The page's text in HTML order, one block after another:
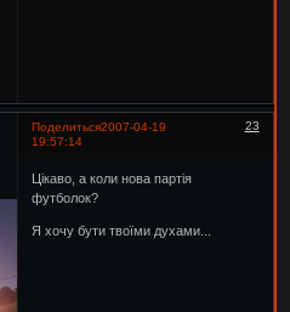
Поделиться 23
2007-04-19
19:57:14
Цікаво, а коли нова партія
футболок?
Я хочу бути твоїми духами...